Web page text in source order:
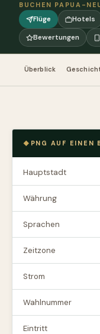
BUCHEN PAPUA-
Flüge Hotels
Bewertungen
Überblick
PNG AUF EINEN
Hauptstadt
Währung
Sprachen
Zeitzone
Strom
Wahlnummer
Eintritt